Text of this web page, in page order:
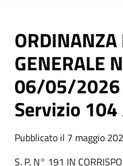
GENERALE
06/05/2026
Servizio
Pubblicato il 7 maggio
S. P. N° 191 IN